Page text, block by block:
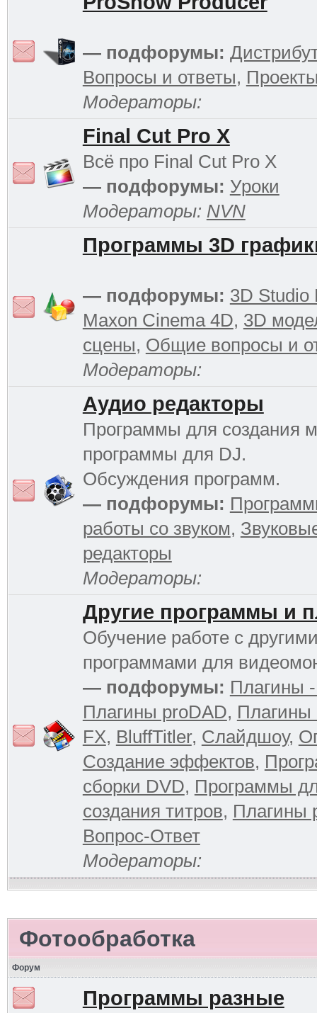
— подфорумы:
Вопросы и ответы,
Модераторы:
Final Cut Pro X
Всё про Final Cut Pro X
— подфорумы: Уроки
Модераторы: NVN
Программы 3D
— подфорумы: 3D Studio
Maxon Cinema 4D, 3D
сцены, Общие вопросы и
Модераторы:
Аудио редакторы
Программы для создания
программы для DJ.
Обсуждения программ.
— подфорумы:
работы со звуком,
редакторы
Модераторы:
Другие программы и
Обучение работе с
программами для
— подфорумы: Плагины
Плагины proDAD, Плагины
FX, BluffTitler, Слайдшоу,
Создание эффектов,
сборки DVD, Программы
создания титров, Плагины
Вопрос-Ответ
Модераторы:
Фотообработка
Форум
Программы разные